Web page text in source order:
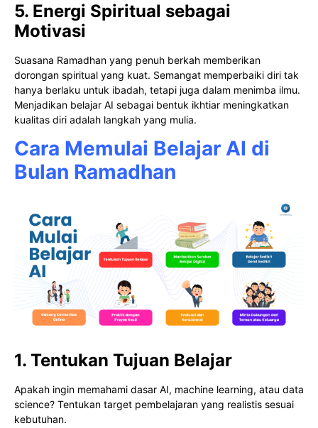
5. Energi Spiritual sebagai
Motivasi
Suasana Ramadhan yang penuh berkah memberikan
dorongan spiritual yang kuat. Semangat memperbaiki diri tak
hanya berlaku untuk ibadah, tetapi juga dalam menimba ilmu.
Menjadikan belajar AI sebagai bentuk ikhtiar meningkatkan
kualitas diri adalah langkah yang mulia.
Cara Memulai Belajar AI di
Bulan Ramadhan
1. Tentukan Tujuan Belajar
Apakah ingin memahami dasar AI, machine learning, atau data
science? Tentukan target pembelajaran yang realistis sesuai
kebutuhan.